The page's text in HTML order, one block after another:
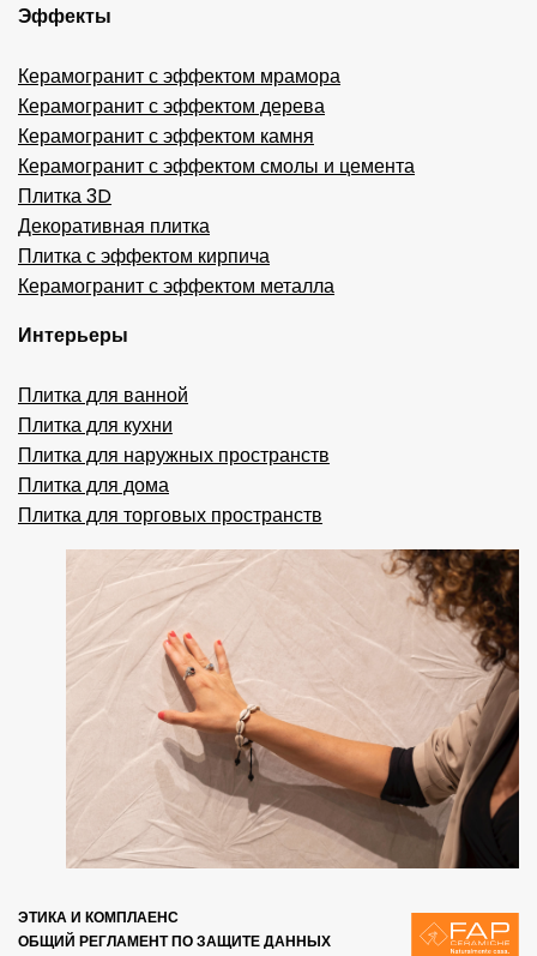
Эффекты
Керамогранит с эффектом мрамора
Керамогранит с эффектом дерева
Керамогранит с эффектом камня
Керамогранит с эффектом смолы и цемента
Плитка 3D
Декоративная плитка
Плитка с эффектом кирпича
Керамогранит с эффектом металла
Интерьеры
Плитка для ванной
Плитка для кухни
Плитка для наружных пространств
Плитка для дома
Плитка для торговых пространств
ЭТИКА И КОМПЛАЕНС
ОБЩИЙ РЕГЛАМЕНТ ПО ЗАЩИТЕ ДАННЫХ